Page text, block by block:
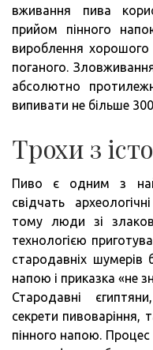
вживання пива
прийом пінного
вироблення хорошого
поганого.
абсолютно
випивати не більше
Трохи з
Пиво є одним з
свідчать
тому люди зі
технологією
стародавніх шумерів
напою і приказка «не
Стародавні
секрети
пінного напою. Процес